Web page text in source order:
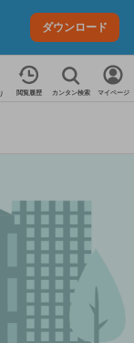
ダウンロード
閲覧履歴 カンタン検索 マイページ